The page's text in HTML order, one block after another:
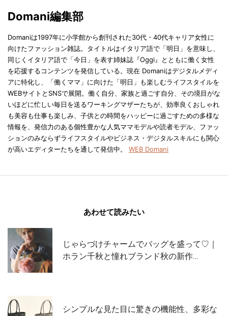
Domani編集部
Domaniは1997年に小学館から創刊された30代・40代キャリア女性に
向けたファッション雑誌。タイトルはイタリア語で「明日」を意味し、
同じくイタリア語で「今日」を表す姉妹誌『Oggi』とともに働く女性
を応援するコンテンツを発信している。現在 Domaniはデジタルメディ
アに特化し、「働くママ」に向けた「明日」も楽しむライフスタイルを
WEBサイトとSNSで展開。働く自分、家族と過ごす自分、その境目がな
いほどに忙しい毎日を送るワーキングマザーたちが、効率良くおしゃれ
も美容も仕事も楽しみ、子供との時間をハッピーに過ごすための多様な
情報を、発信力のある個性豊かな人気ママモデルや読者モデル、ファッ
ションのみならずライフスタイルやビジネス・デジタルスキルにも関心
が高いエディターたちを通して発信中。 WEB Domani
あわせて読みたい
じゃらづけチャームでバッグを盛って♡｜
ホラン千秋と憧れブランド秋の新作…
シンプルな見た目に驚きの機能性、多彩な